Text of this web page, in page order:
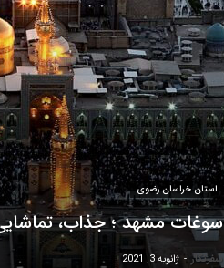
استان خراسان رضوی
سوغات مشهد ؛ جذاب،
سفرنگار - ژانویه 3, 2021